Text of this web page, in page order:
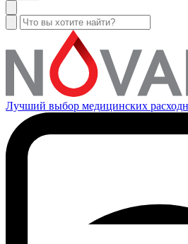
Лучший выбор медицинских